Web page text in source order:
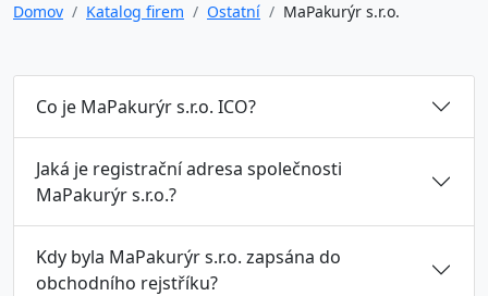
Domov
Katalog firem Ostatní MaPakurýr s.r.o.
Co je MaPakurýr s.r.o. ICO?
Jaká je registrační adresa společnosti
MaPakurýr s.r.o.?
Kdy byla MaPakurýr s.r.o. zapsána do
obchodního rejstříku?